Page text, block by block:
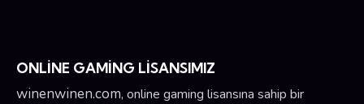
ONLİNE GAMİNG LİSANSIMIZ
winenwinen.com, online gaming lisansına sahip bir